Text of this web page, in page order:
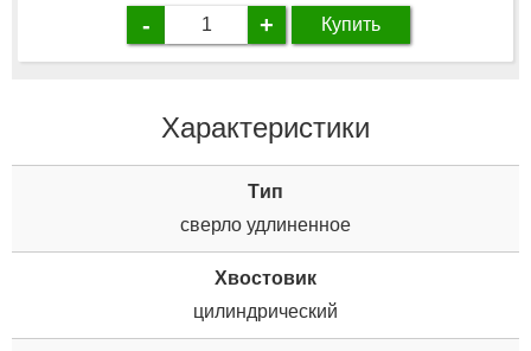
- + Купить
Характеристики
Tип
сверло удлиненное
Хвостовик
цилиндрический